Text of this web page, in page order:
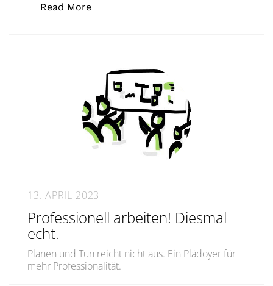
Read More„Coaching-Handbibliothek #8:
13. APRIL 2023
Professionell arbeiten! Diesmal
echt.
Planen und Tun reicht nicht aus. Ein Plädoyer für
mehr Professionalität.